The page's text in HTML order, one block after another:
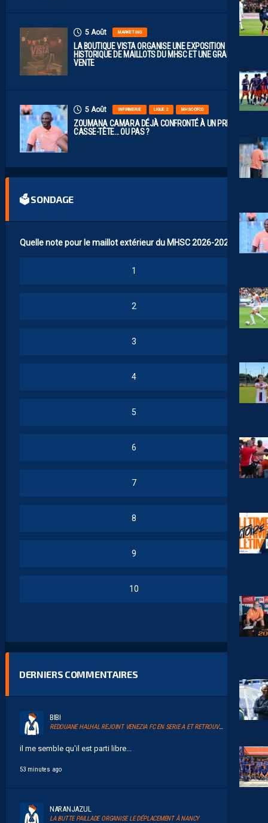
5 Août MARKETING
LA BOUTIQUE VISTA ORGANISE UNE EXPOSITION
HISTORIQUE DE MAILLOTS DU MHSC ET UNE GRANDE
VENTE
5 Août INFIRMERIE LIGUE 2 MHSC-DFCO
ZOUMANA CAMARA DÉJÀ CONFRONTÉ À UN PREMIER
CASSE-TÊTE… OU PAS ?
🗳 SONDAGE
Quelle note pour le maillot extérieur du MHSC 2026-2027 ?
1
2
3
4
5
6
7
8
9
10
DERNIERS COMMENTAIRES
BIBI
REDOUANE HALHAL REJOINT VENEZIA FC EN SERIE A ET RETROUVERA AKOR ADAMS
il me semble qu'il est parti libre...
53 minutes ago
NARANJAZUL
LA BUTTE PAILLADE ORGANISE LE DÉPLACEMENT À NANCY